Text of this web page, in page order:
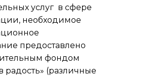
услуг в сфере
необходимое
предоставлено
фондом
радость» (различные